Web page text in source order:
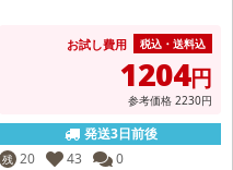
お試し費用 税込・送料込
1204円
参考価格 2230円
発送3日前後
残 20 43 0